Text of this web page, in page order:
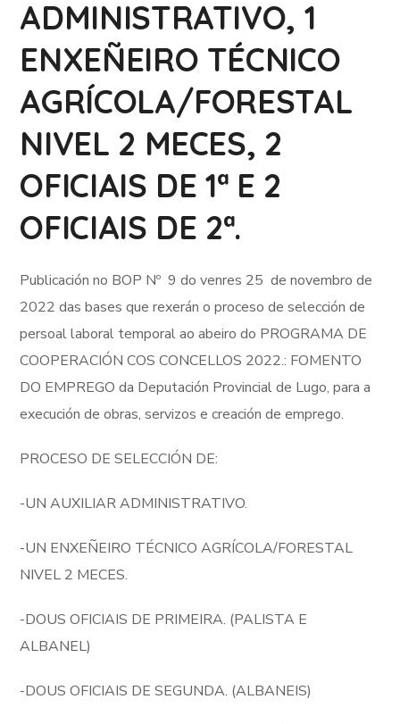
ADMINISTRATIVO, 1
ENXEÑEIRO TÉCNICO
AGRÍCOLA/FORESTAL
NIVEL 2 MECES, 2
OFICIAIS DE 1ª E 2
OFICIAIS DE 2ª.
Publicación no BOP Nº 9 do venres 25 de novembro de
2022 das bases que rexerán o proceso de selección de
persoal laboral temporal ao abeiro do PROGRAMA DE
COOPERACIÓN COS CONCELLOS 2022.: FOMENTO
DO EMPREGO da Deputación Provincial de Lugo, para a
execución de obras, servizos e creación de emprego.
PROCESO DE SELECCIÓN DE:
-UN AUXILIAR ADMINISTRATIVO.
-UN ENXEÑEIRO TÉCNICO AGRÍCOLA/FORESTAL
NIVEL 2 MECES.
-DOUS OFICIAIS DE PRIMEIRA. (PALISTA E
ALBANEL)
-DOUS OFICIAIS DE SEGUNDA. (ALBANEIS)